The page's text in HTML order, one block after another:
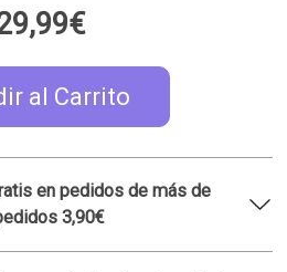
al Carrito
en pedidos de más de
3,90€